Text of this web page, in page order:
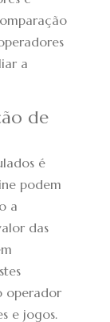
a
de
é
podem
a
das
operador
e jogos.